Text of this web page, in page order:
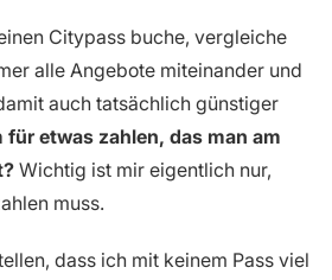
Citypass buche, vergleiche
alle Angebote miteinander und
auch tatsächlich günstiger
für etwas zahlen, das man am
Wichtig ist mir eigentlich nur,
muss.
dass ich mit keinem Pass viel